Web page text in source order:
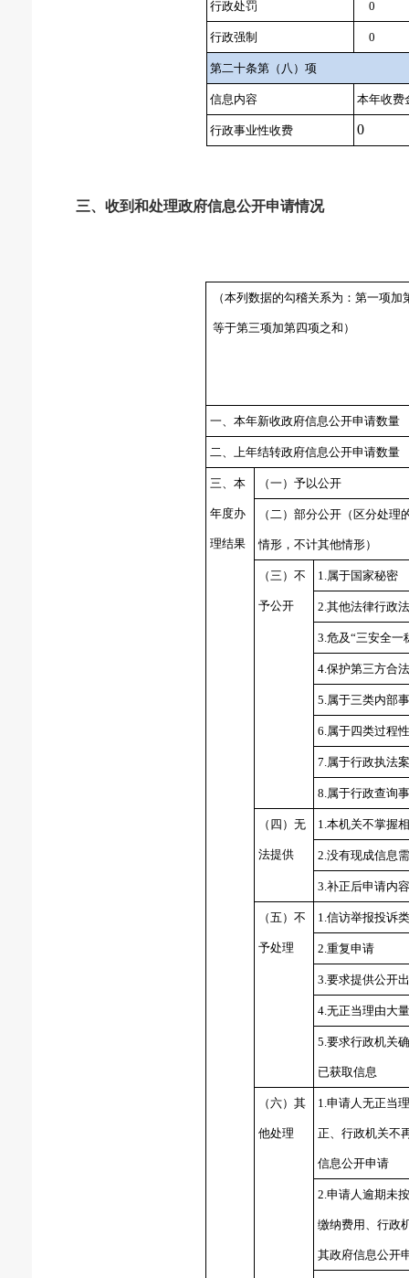
行政处罚 0
行政强制 0
第二十条第（八）项
信息内容 本年收费
行政事业性收费 0
三、收到和处理政府信息公开申请情况
（本列数据的勾稽关系为：第一项加
等于第三项加第四项之和）
一、本年新收政府信息公开申请数量
二、上年结转政府信息公开申请数量
三、本
年度办
理结果
（一）予以公开
（二）部分公开（区分处理
情形，不计其他情形）
（三）不
予公开
1.属于国家秘密
2.其他法律行政
3.危及“三安全一
4.保护第三方合
5.属于三类内部
6.属于四类过程
7.属于行政执法
8.属于行政查询
（四）无
法提供
1.本机关不掌握
2.没有现成信息
3.补正后申请内
（五）不
予处理
1.信访举报投诉
2.重复申请
3.要求提供公开
4.无正当理由大
5.要求行政机关
已获取信息
（六）其
他处理
1.申请人无正当
正、行政机关不
信息公开申请
2.申请人逾期未
缴纳费用、行政
其政府信息公开